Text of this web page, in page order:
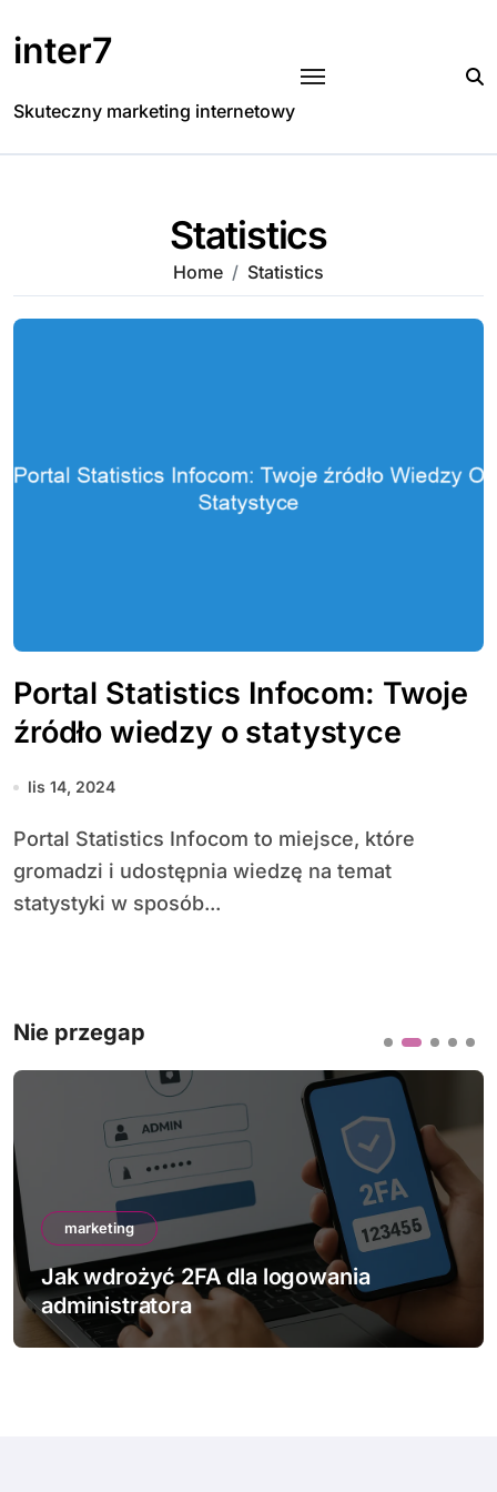
to
content
inter7
Skuteczny marketing internetowy
Statistics
Home Statistics
Portal Statistics Infocom: Twoje
źródło wiedzy o statystyce
lis 14, 2024
Portal Statistics Infocom to miejsce, które
gromadzi i udostępnia wiedzę na temat
statystyki w sposób...
Nie przegap
marketing
Jak wdrożyć 2FA dla logowania
administratora